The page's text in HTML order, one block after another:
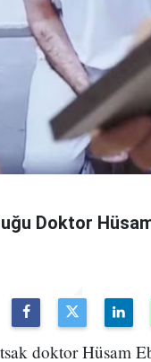
Doktor
doktor Hüsam